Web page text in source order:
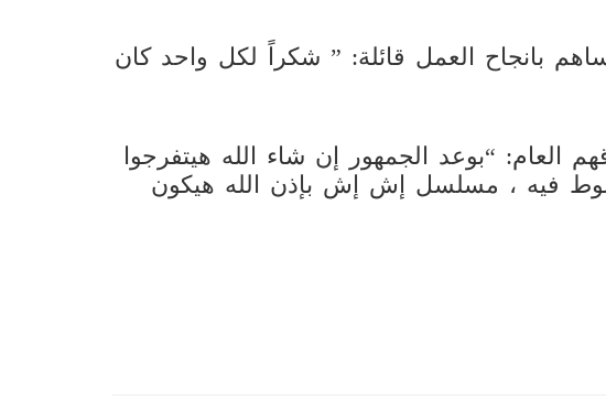
بانجاح العمل قائلة: ” شكراً لكل واحد كان
العام: “بوعد الجمهور إن شاء الله هيتفرجوا
فيه ، مسلسل إش إش بإذن الله هيكون